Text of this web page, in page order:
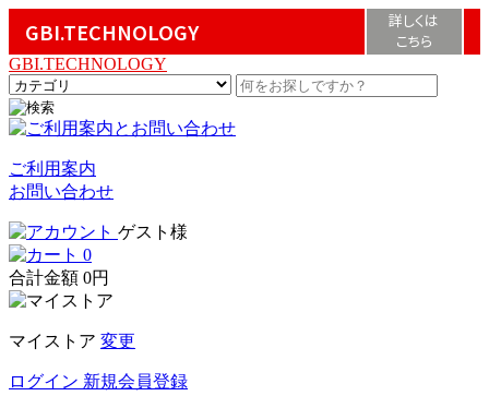
GBI.TECHNOLOGY
詳しくは
こちら
GBI.TECHNOLOGY
ご利用案内
お問い合わせ
ゲスト様
0
合計金額 0円
マイストア 変更
ログイン 新規会員登録